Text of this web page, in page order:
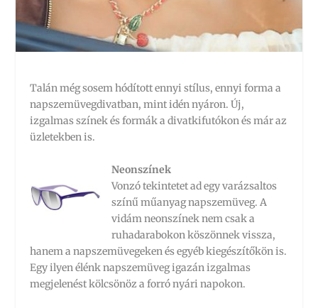
Talán még sosem hódított ennyi stílus, ennyi forma a
napszemüvegdivatban, mint idén nyáron. Új,
izgalmas színek és formák a divatkifutókon és már az
üzletekben is.
Neonszínek
Vonzó tekintetet ad egy varázsaltos
színű műanyag napszemüveg. A
vidám neonszínek nem csak a
ruhadarabokon köszönnek vissza,
hanem a napszemüvegeken és egyéb kiegészítőkön is.
Egy ilyen élénk napszemüveg igazán izgalmas
megjelenést kölcsönöz a forró nyári napokon.